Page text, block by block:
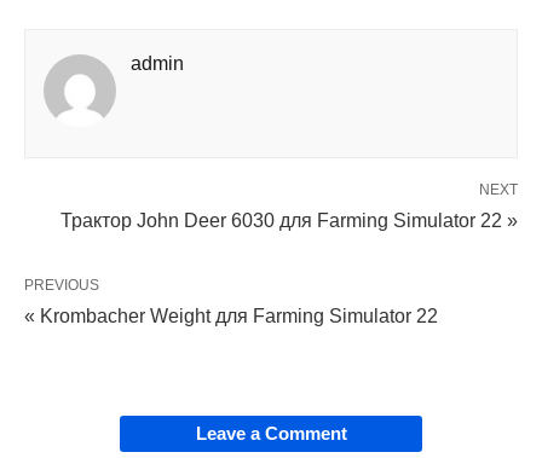
admin
NEXT
Трактор John Deer 6030 для Farming Simulator 22 »
PREVIOUS
« Krombacher Weight для Farming Simulator 22
Leave a Comment